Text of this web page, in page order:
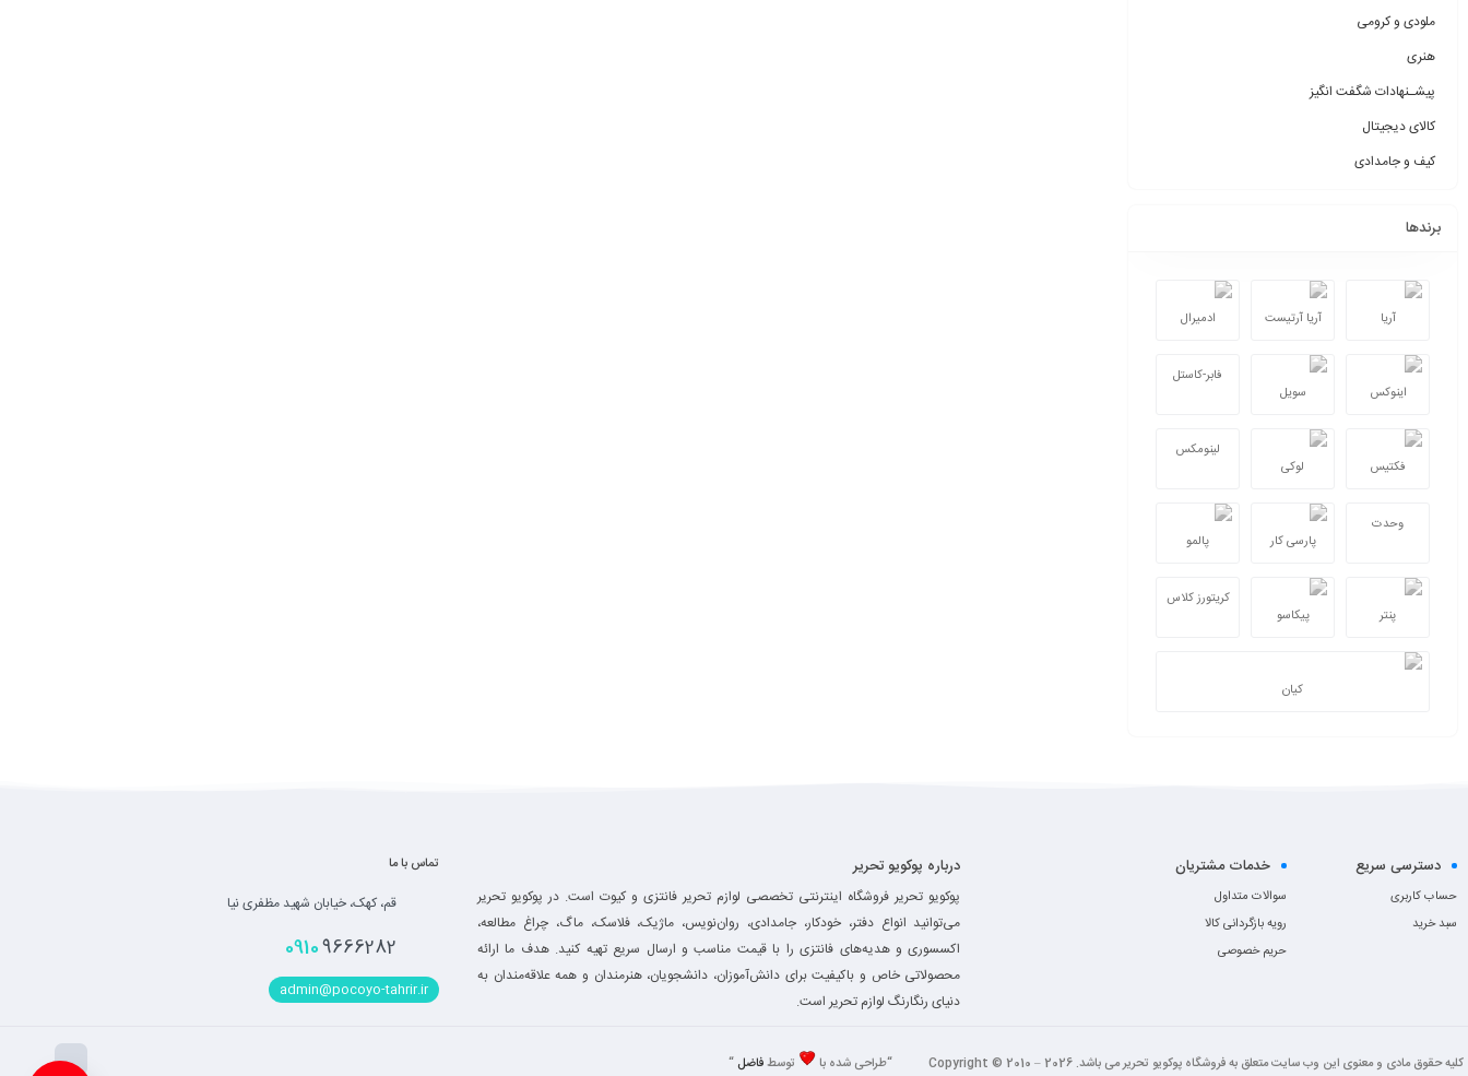
ملودی و کرومی
هنری
پیشـنهادات شگفت انگیز
کالای دیجیتال
کیف و جامدادی
برندها
آریا آریا آرتیست ادمیرال
اینوکس سویل
فابر-کاستل
فکتیس لوکی
لینومکس
وحدت
پارسی کار
پالمو
پنتر پیکاسو
کریتورز کلاس
کیان
دسترسی سریع
حساب کاربری
سبد خرید
خدمات مشتریان
سوالات متداول
رویه بازگردانی کالا
حریم خصوصی
درباره پوکویو تحریر
پوکویو تحریر فروشگاه اینترنتی تخصصی لوازم تحریر فانتزی و کیوت است. در پوکویو تحریر
می‌توانید انواع دفتر، خودکار، جامدادی، روان‌نویس، ماژیک، فلاسک، ماگ، چراغ مطالعه،
اکسسوری و هدیه‌های فانتزی را با قیمت مناسب و ارسال سریع تهیه کنید. هدف ما ارائه
محصولاتی خاص و باکیفیت برای دانش‌آموزان، دانشجویان، هنرمندان و همه علاقه‌مندان به
دنیای رنگارنگ لوازم تحریر است.
تماس با ما
قم، کهک، خیابان شهید مظفری نیا
09109666282
admin@pocoyo-tahrir.ir
کلیه حقوق مادی و معنوی این وب سایت متعلق به فروشگاه پوکویو تحریر می باشد. Copyright © 2010 – 2026 “طراحی شده با توسطفاضل“